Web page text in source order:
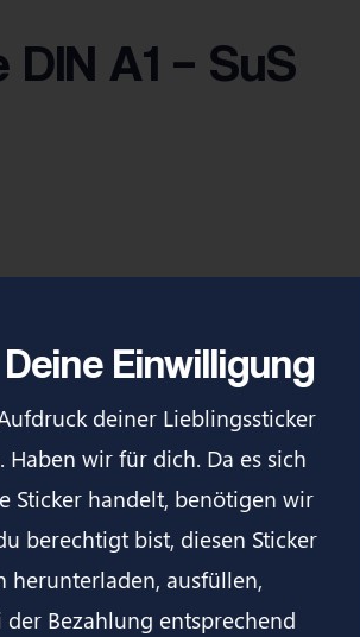
A1 – SuS
Einwilligung
deiner Lieblingssticker
Haben wir für dich. Da es sich
Sticker handelt, benötigen wir
berechtigt bist, diesen Sticker
herunterladen, ausfüllen,
Bezahlung entsprechend